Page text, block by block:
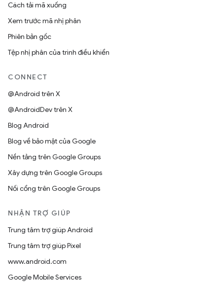
Cách tải mã xuống
Xem trước mã nhị phân
Phiên bản gốc
Tệp nhị phân của trình điều khiển
CONNECT
@Android trên X
@AndroidDev trên X
Blog Android
Blog về bảo mật của Google
Nền tảng trên Google Groups
Xây dựng trên Google Groups
Nối cổng trên Google Groups
NHẬN TRỢ GIÚP
Trung tâm trợ giúp Android
Trung tâm trợ giúp Pixel
www.android.com
Google Mobile Services